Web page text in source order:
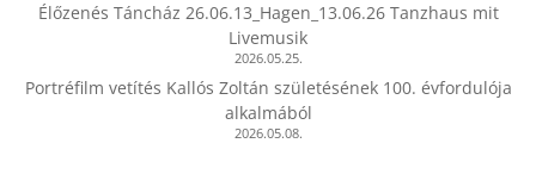
Élőzenés Táncház 26.06.13_Hagen_13.06.26 Tanzhaus mit
Livemusik
2026.05.25.
Portréfilm vetítés Kallós Zoltán születésének 100. évfordulója
alkalmából
2026.05.08.